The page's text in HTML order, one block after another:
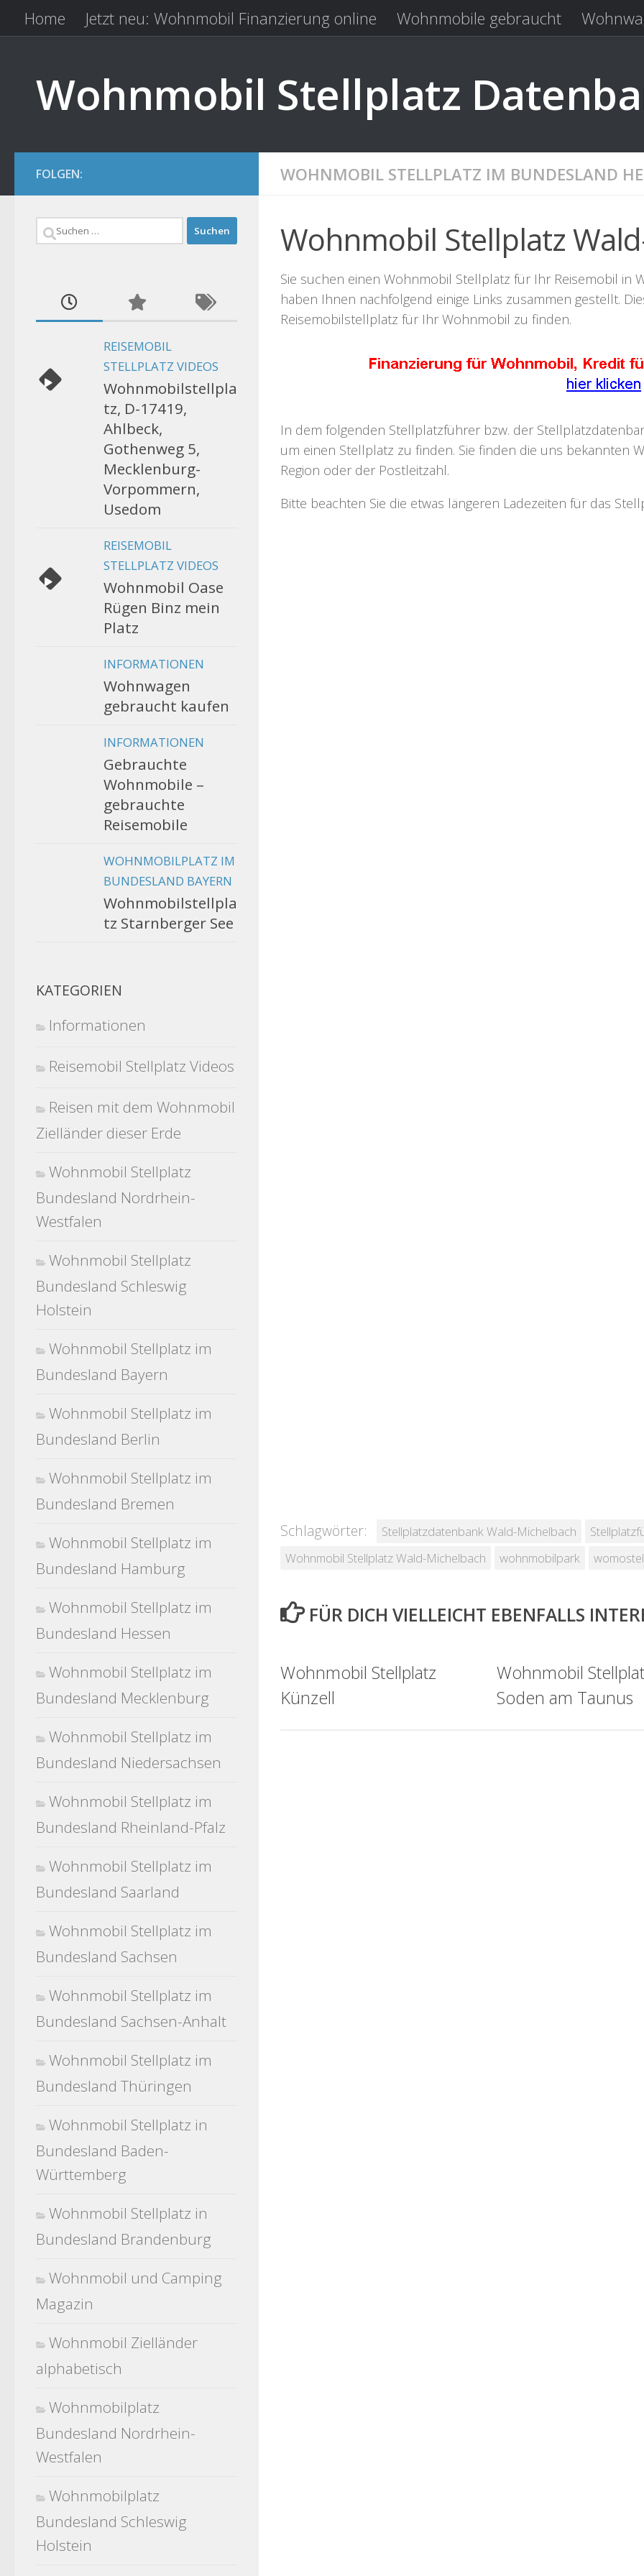
Zum Inhalt springen
Home Jetzt neu: Wohnmobil Finanzierung online Wohnmobile gebraucht
Wohnmobil Stellplatz
WOHNMOBIL STELLPLATZ IM BUNDESLAND
Wohnmobil Stellplatz
Sie suchen einen Wohnmobil Stellplatz für Ihr Reisemobil in
haben Ihnen nachfolgend einige Links zusammen gestellt.
Reisemobilstellplatz für Ihr Wohnmobil zu finden.
In dem folgenden Stellplatzführer bzw. der
um einen Stellplatz zu finden. Sie finden die uns bekannten
Region oder der Postleitzahl.
Bitte beachten Sie die etwas längeren Ladezeiten für das
Schlagwörter: Stellplatzdatenbank Wald-Michelbach
Wohnmobil Stellplatz Wald-Michelbach
wohnmobilpark
FÜR DICH VIELLEICHT EBENFALLS
Wohnmobil Stellplatz
Künzell
Wohnmobil
Soden am Taunus
FOLGEN:
Suchen
REISEMOBIL
STELLPLATZ VIDEOS
Wohnmobilstellpla
tz, D-17419,
Ahlbeck,
Gothenweg 5,
Mecklenburg-
Vorpommern,
Usedom
REISEMOBIL
STELLPLATZ VIDEOS
Wohnmobil Oase
Rügen Binz mein
Platz
INFORMATIONEN
Wohnwagen
gebraucht kaufen
INFORMATIONEN
Gebrauchte
Wohnmobile –
gebrauchte
Reisemobile
WOHNMOBILPLATZ IM
BUNDESLAND BAYERN
Wohnmobilstellpla
tz Starnberger See
KATEGORIEN
Informationen
Reisemobil Stellplatz Videos
Reisen mit dem Wohnmobil
Zielländer dieser Erde
Wohnmobil Stellplatz
Bundesland Nordrhein-
Westfalen
Wohnmobil Stellplatz
Bundesland Schleswig
Holstein
Wohnmobil Stellplatz im
Bundesland Bayern
Wohnmobil Stellplatz im
Bundesland Berlin
Wohnmobil Stellplatz im
Bundesland Bremen
Wohnmobil Stellplatz im
Bundesland Hamburg
Wohnmobil Stellplatz im
Bundesland Hessen
Wohnmobil Stellplatz im
Bundesland Mecklenburg
Wohnmobil Stellplatz im
Bundesland Niedersachsen
Wohnmobil Stellplatz im
Bundesland Rheinland-Pfalz
Wohnmobil Stellplatz im
Bundesland Saarland
Wohnmobil Stellplatz im
Bundesland Sachsen
Wohnmobil Stellplatz im
Bundesland Sachsen-Anhalt
Wohnmobil Stellplatz im
Bundesland Thüringen
Wohnmobil Stellplatz in
Bundesland Baden-
Württemberg
Wohnmobil Stellplatz in
Bundesland Brandenburg
Wohnmobil und Camping
Magazin
Wohnmobil Zielländer
alphabetisch
Wohnmobilplatz
Bundesland Nordrhein-
Westfalen
Wohnmobilplatz
Bundesland Schleswig
Holstein